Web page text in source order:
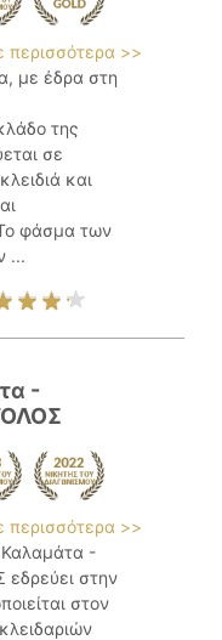
περισσότερα >>
με έδρα στη
της
σε
και
Το φάσμα των
...
-
περισσότερα >>
Καλαμάτα -
στην
στον